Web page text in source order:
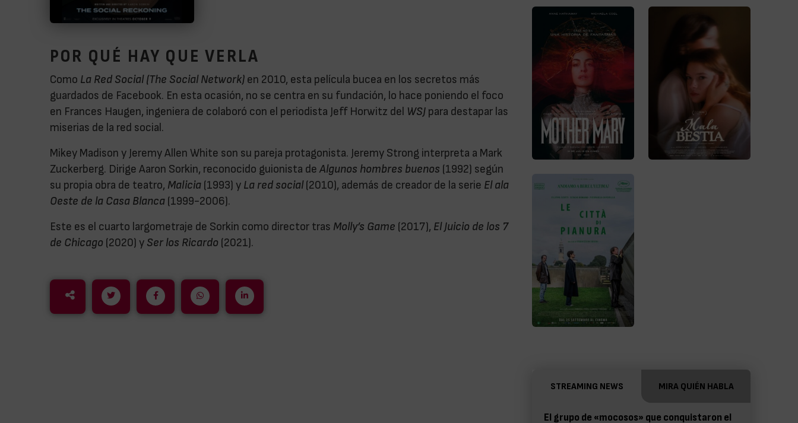
POR QUÉ HAY QUE VERLA
Como La Red Social (The Social Network) en 2010, esta película bucea en los secretos más
guardados de Facebook. En esta ocasión, no se centra en su fundación, lo hace poniendo el foco
en Frances Haugen, ingeniera de colaboró con el periodista Jeff Horwitz del WSJ para destapar las
miserias de la red social.
Mikey Madison y Jeremy Allen White son su pareja protagonista. Jeremy Strong interpreta a Mark
Zuckerberg. Dirige Aaron Sorkin, reconocido guionista de Algunos hombres buenos (1992) según
su propia obra de teatro, Malicia (1993) y La red social (2010), además de creador de la serie El ala
Oeste de la Casa Blanca (1999-2006).
Este es el cuarto largometraje de Sorkin como director tras Molly’s Game (2017), El Juicio de los 7
de Chicago (2020) y Ser los Ricardo (2021).
STREAMING NEWS MIRA QUIÉN HABLA
El grupo de «mocosos» que conquistaron el